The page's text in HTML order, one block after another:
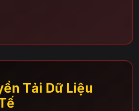
Tải Dữ Liệu